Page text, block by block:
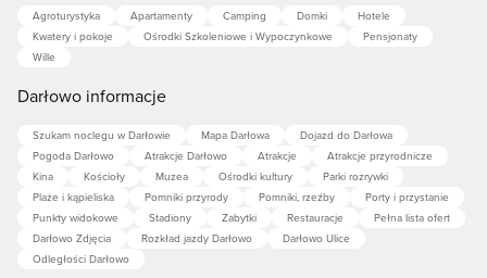
Agroturystyka Apartamenty Camping Domki
Hotele
Kwatery i pokoje
Ośrodki Szkoleniowe i Wypoczynkowe
Pensjonaty
Wille
Darłowo informacje
Szukam noclegu w Darłowie Mapa Darłowa
Dojazd do Darłowa
Pogoda Darłowo
Atrakcje Darłowo Atrakcje
Atrakcje przyrodnicze
Kina
Kościoły Muzea Ośrodki kultury
Parki rozrywki
Plaże i kąpieliska
Pomniki przyrody Pomniki, rzeźby
Porty i przystanie
Punkty widokowe
Stadiony Zabytki Restauracje
Pełna lista ofert
Darłowo Zdjęcia
Rozkład jazdy Darłowo
Darłowo Ulice
Odległości Darłowo